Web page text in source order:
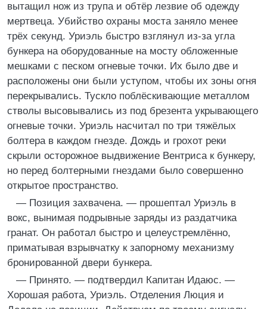
вытащил нож из трупа и обтёр лезвие об одежду
мертвеца. Убийство охраны моста заняло менее
трёх секунд. Уриэль быстро взглянул из-за угла
бункера на оборудованные на мосту обложенные
мешками с песком огневые точки. Их было две и
расположены они были уступом, чтобы их зоны огня
перекрывались. Тускло поблёскивающие металлом
стволы высовывались из под брезента укрывающего
огневые точки. Уриэль насчитал по три тяжёлых
болтера в каждом гнезде. Дождь и грохот реки
скрыли осторожное выдвижение Вентриса к бункеру,
но перед болтерными гнездами было совершенно
открытое пространство.
— Позиция захвачена. — прошептал Уриэль в
вокс, вынимая подрывные заряды из раздатчика
гранат. Он работал быстро и целеустремлённо,
приматывая взрывчатку к запорному механизму
бронированной двери бункера.
— Принято. — подтвердил Капитан Идаюс. —
Хорошая работа, Уриэль. Отделения Люция и